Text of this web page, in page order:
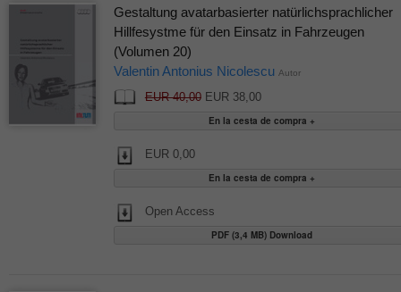
Gestaltung avatarbasierter natürlichsprachlicher
Hillfesystme für den Einsatz in Fahrzeugen
(Volumen 20)
Valentin Antonius Nicolescu Autor
EUR 40,00EUR 38,00
EUR 0,00
Open Access
PDF (3,4 MB) Download